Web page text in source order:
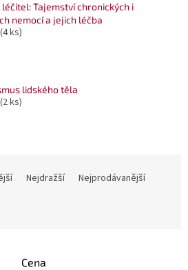
léčitel: Tajemství chronických i
nemocí a jejich léčba
(4 ks)
lidského těla
(2 ks)
Nejdražší
Nejprodávanější
Cena